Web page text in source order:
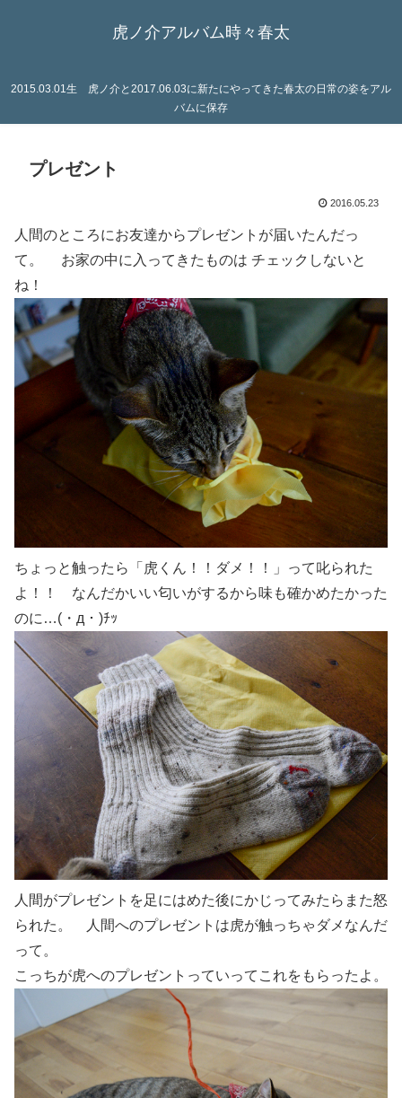
虎ノ介アルバム時々春太
2015.03.01生 虎ノ介と2017.06.03に新たにやってきた春太の日常の姿をアル
バムに保存
プレゼント
2016.05.23
人間のところにお友達からプレゼントが届いたんだっ
て。 お家の中に入ってきたものは チェックしないと
ね！
ちょっと触ったら「虎くん！！ダメ！！」って叱られた
よ！！ なんだかいい匂いがするから味も確かめたかった
のに…(・д・)ﾁｯ
人間がプレゼントを足にはめた後にかじってみたらまた怒
られた。 人間へのプレゼントは虎が触っちゃダメなんだ
って。
こっちが虎へのプレゼントっていってこれをもらったよ。